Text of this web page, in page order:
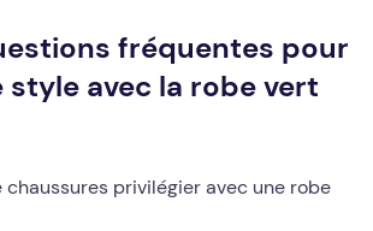
fréquentes pour
style avec la robe vert
privilégier avec une robe